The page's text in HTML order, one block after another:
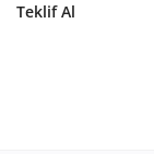
Teklif Al